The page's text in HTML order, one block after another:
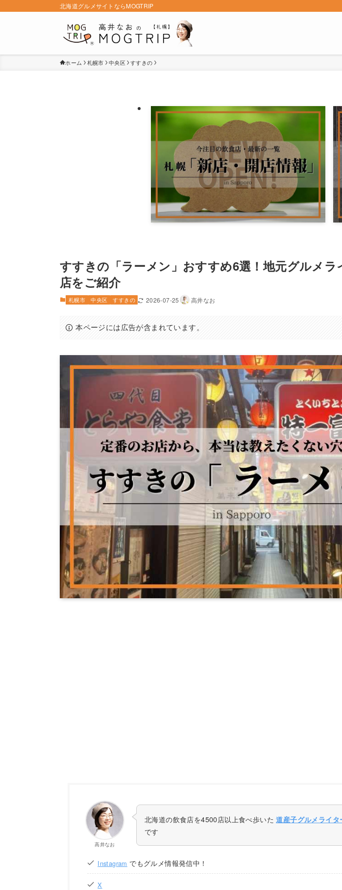
北海道グルメサイトならMOGTRIP
ホーム 札幌市 中央区 すすきの
すすきの「ラーメン」おすすめ6選！地元グルメラ
店をご紹介
札幌市 中央区 すすきの 2026-07-25 高井なお
本ページには広告が含まれています。
高井なお
北海道の飲食店を4500店以上食べ歩いた道産子グルメライタ
です
Instagram でもグルメ情報発信中！
X